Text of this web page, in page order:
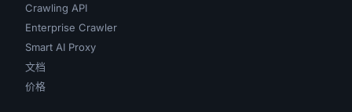
Crawling API
Enterprise Crawler
Smart AI Proxy
文档
价格